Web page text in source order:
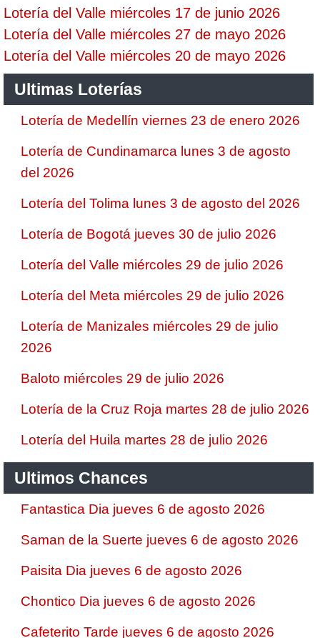
Lotería del Valle miércoles 17 de junio 2026
Lotería del Valle miércoles 27 de mayo 2026
Lotería del Valle miércoles 20 de mayo 2026
Ultimas Loterías
Lotería de Medellín viernes 23 de enero 2026
Lotería de Cundinamarca lunes 3 de agosto
del 2026
Lotería del Tolima lunes 3 de agosto del 2026
Lotería de Bogotá jueves 30 de julio 2026
Lotería del Valle miércoles 29 de julio 2026
Lotería del Meta miércoles 29 de julio 2026
Lotería de Manizales miércoles 29 de julio
2026
Baloto miércoles 29 de julio 2026
Lotería de la Cruz Roja martes 28 de julio 2026
Lotería del Huila martes 28 de julio 2026
Ultimos Chances
Fantastica Dia jueves 6 de agosto 2026
Saman de la Suerte jueves 6 de agosto 2026
Paisita Dia jueves 6 de agosto 2026
Chontico Dia jueves 6 de agosto 2026
Cafeterito Tarde jueves 6 de agosto 2026